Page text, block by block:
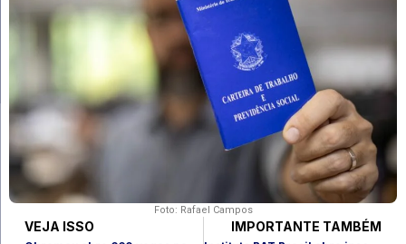
Foto: Rafael Campos
VEJA ISSO IMPORTANTE TAMBÉM